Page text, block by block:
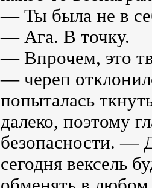
— Ты была не в
— Ага. В точку.
— Впрочем, это
— череп
попыталась
далеко, поэтому
безопасности. —
сегодня вексель